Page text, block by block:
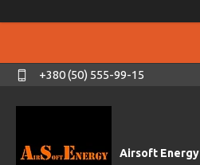
+380 (50) 555-99-15
Airsoft Energy